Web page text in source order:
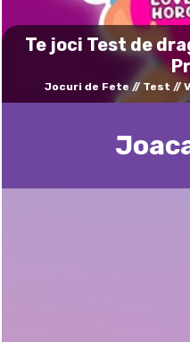
Te joci Test de
Jocuri de Fete Test